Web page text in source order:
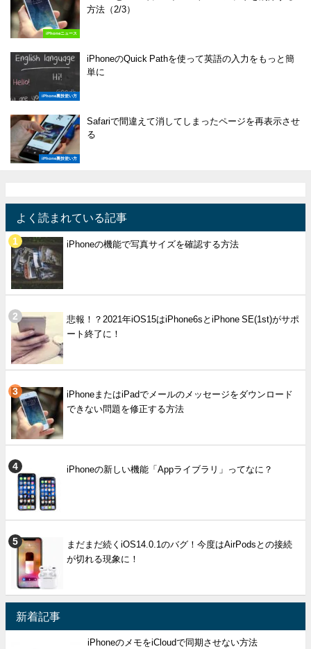
iPhoneニュース
方法（2/3）
iPhone裏技使い方
iPhoneのQuick Pathを使って英語の入力をもっと簡
単に
iPhone裏技使い方
Safariで間違えて消してしまったページを再表示させ
る
よく読まれている記事
iPhoneの機能で写真サイズを確認する方法
悲報！？2021年iOS15はiPhone6sとiPhone SE(1st)がサポ
ート終了に！
iPhoneまたはiPadでメールのメッセージをダウンロード
できない問題を修正する方法
iPhoneの新しい機能「Appライブラリ」ってなに？
まだまだ続くiOS14.0.1のバグ！今度はAirPodsとの接続
が切れる現象に！
新着記事
iPhoneのメモをiCloudで同期させない方法